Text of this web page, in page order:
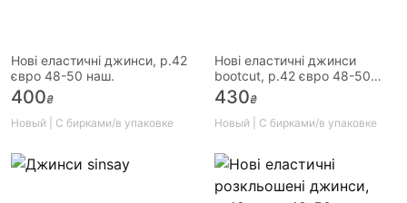
Нові еластичні джинси, р.42
євро 48-50 наш.
400₴
Новый | С бирками/в упаковке
Нові еластичні джинси
bootcut, р.42 євро 48-50
наш.
430₴
Новый | С бирками/в упаковке